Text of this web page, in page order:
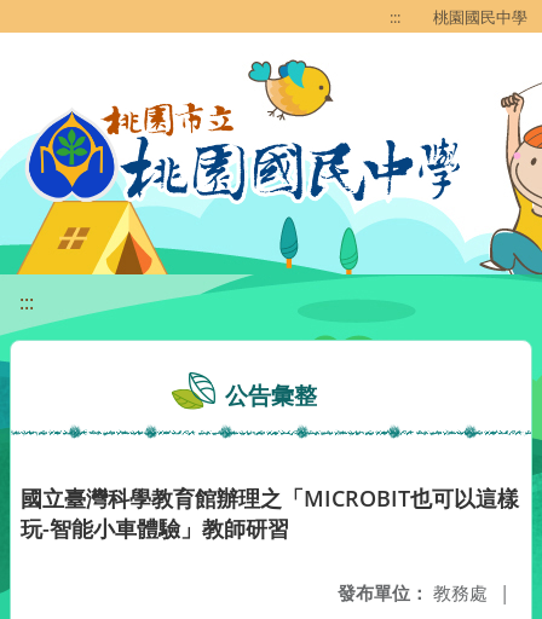
::: 桃園國民中學
:::
公告彙整
國立臺灣科學教育館辦理之「MICROBIT也可以這樣
玩-智能小車體驗」教師研習
發布單位： 教務處 |